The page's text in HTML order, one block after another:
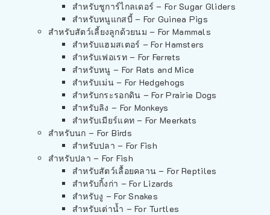
สำหรับชูการ์ไกลเดอร์ – For Sugar Gliders
สำหรับหนูแกสบี้ – For Guinea Pigs
สำหรับสัตว์เลี้ยงลูกด้วยนม – For Mammals
สำหรับแฮมสเตอร์ – For Hamsters
สำหรับเฟอเรท – For Ferrets
สำหรับหนู – For Rats and Mice
สำหรับเม่น – For Hedgehogs
สำหรับกระรอกดิน – For Prairie Dogs
สำหรับลิง – For Monkeys
สำหรับเมียร์แคท – For Meerkats
สำหรับนก – For Birds
สำหรับปลา – For Fish
สำหรับปลา – For Fish
สำหรับสัตว์เลื้อยคลาน – For Reptiles
สำหรับกิ้งก่า – For Lizards
สำหรับงู – For Snakes
สำหรับเต่าน้ำ – For Turtles